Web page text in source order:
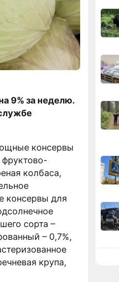
9% за неделю.
консервы
фруктово-
колбаса,
консервы для
сорта –
– 0,7%,
крупа,